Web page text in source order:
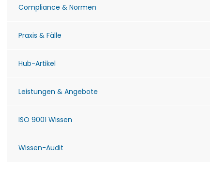
Compliance & Normen
Praxis & Fälle
Hub-Artikel
Leistungen & Angebote
ISO 9001 Wissen
Wissen-Audit